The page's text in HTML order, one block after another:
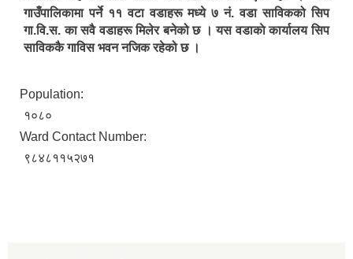
गाउँपालिकामा पर्ने ११ वटा वडाहरू मध्ये ७ नं. वडा साविकको सिप
गा.वि.स. का सवै वडाहरू मिलेर बनेको छ । यस वडाकाे कार्यालय सिप
साविककै गाविस भवन नजिक रहेको छ ।
Population:
१०८०
Ward Contact Number:
९८४८११५२७१